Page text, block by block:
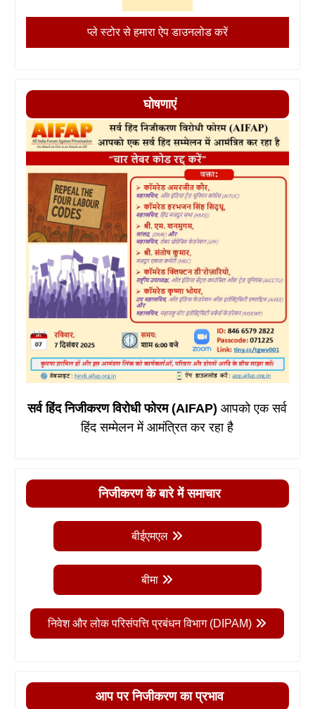
प्ले स्टोर से हमारा ऐप डाउनलोड करें
घोषणाएं
सर्व हिंद निजीकरण विरोधी फोरम (AIFAP)आपको एक सर्व
हिंद सम्मेलन में आमंत्रित कर रहा है
निजीकरण के बारे में समाचार
बीईएमएल
बीमा
निवेश और लोक परिसंपत्ति प्रबंधन विभाग (DIPAM)
आप पर निजीकरण का प्रभाव